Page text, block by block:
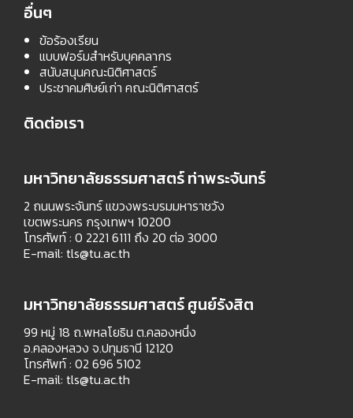
อื่นๆ
ข้อร้องเรียน
แบบฟอร์มสำหรับบุคคลากร
สนับสนุนคณะนิติศาสตร์
ประชาคมศิษย์เก่า คณะนิติศาสตร์
ติดต่อเรา
มหาวิทยาลัยธรรมศาสตร์ ท่าพระจันทร์
2 ถนนพระจันทร์ แขวงพระบรมมหาราชวัง
เขตพระนคร กรุงเทพฯ 10200
โทรศัพท์ : 0 2221 6111 ถึง 20 ต่อ 3000
E-mail: tls@tu.ac.th
มหาวิทยาลัยธรรมศาสตร์ ศูนย์รังสิต
99 หมู่ 18 ถ.พหลโยธิน ต.คลองหนึ่ง
อ.คลองหลวง จ.ปทุมธานี 12120
โทรศัพท์ : 02 696 5102
E-mail: tls@tu.ac.th